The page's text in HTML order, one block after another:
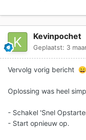
Kevinpochet
Geplaatst: 3
Vervolg vorig bericht 😄
Oplossing was heel
- Schakel 'Snel
- Start opnieuw op.